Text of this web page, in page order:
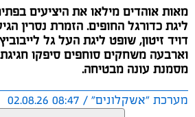
ליגת כדורגל החופים. הזמרת נסרין
דויד זיטון, שופט ליגת העל גל
וארבעה משחקים סוחפים סיפקו
מסמנת עונה מבטיחה.
מערכת "אשקלונים" / 08:47 02.08.26